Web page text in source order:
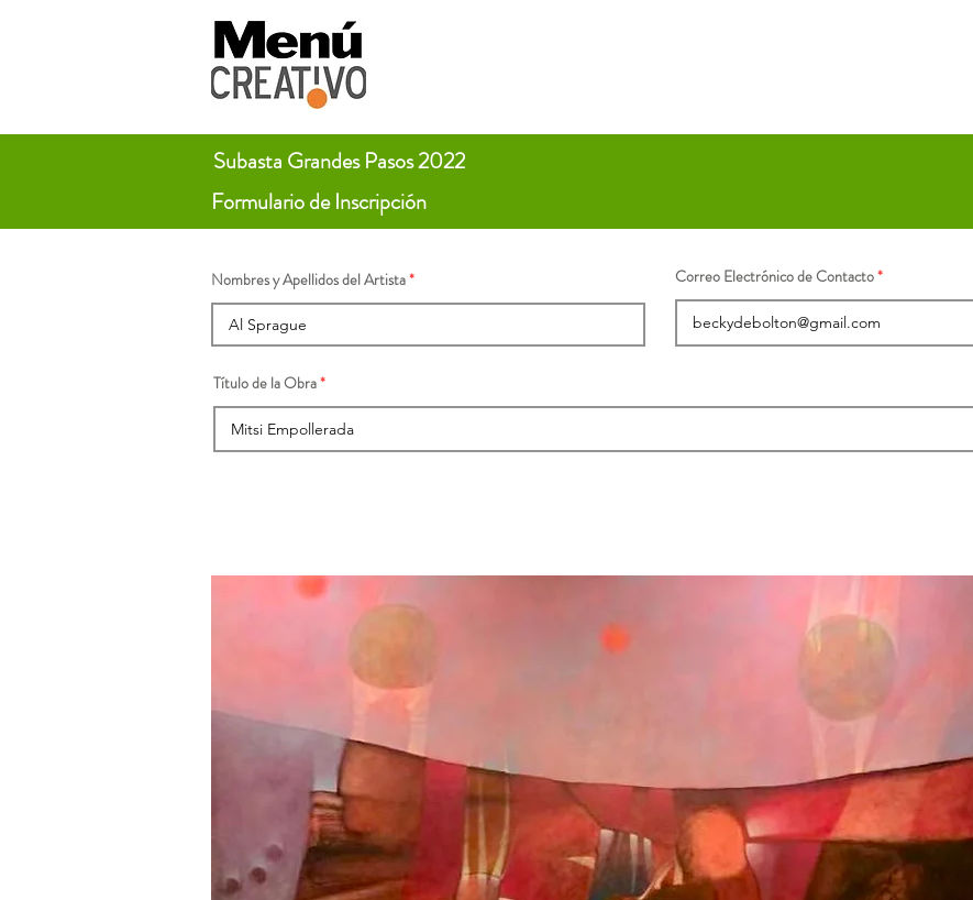
Subasta Grandes Pasos 2022
Formulario de Inscripción
Nombres y Apellidos del Artista Correo Electrónico de Contacto
Título de la Obra